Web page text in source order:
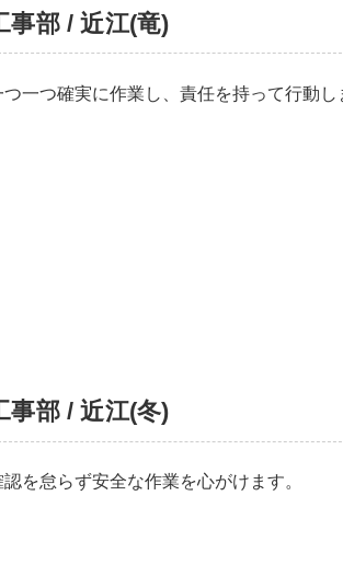
事部 / 近江(竜)
つ一つ確実に作業し、責任を持って行動し
事部 / 近江(冬)
認を怠らず安全な作業を心がけます。